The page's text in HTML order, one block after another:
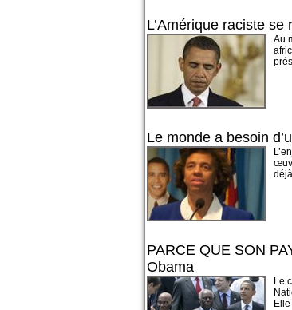
L’Amérique raciste se
Au
Le monde a besoin
PARCE QUE SON
Obama
Le